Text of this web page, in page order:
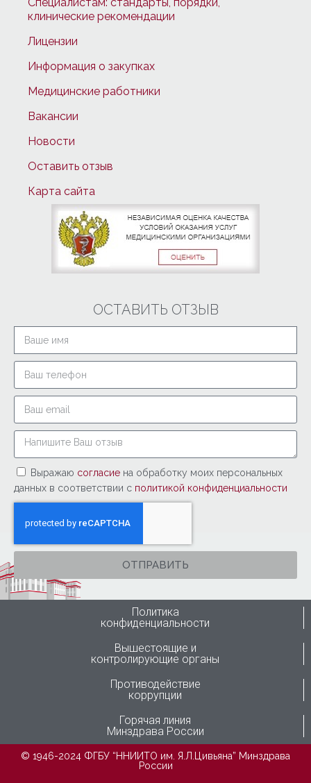
клинические рекомендации
Лицензии
Информация о закупках
Медицинские работники
Вакансии
Новости
Оставить отзыв
Карта сайта
ОСТАВИТЬ ОТЗЫВ
Выражаю согласие на обработку моих персональных
данных в соответствии с политикой конфиденциальности
ОТПРАВИТЬ
Политика
конфиденциальности
Вышестоящие и
контролирующие органы
Противодействие
коррупции
Горячая линия
Минздрава России
© 1946-2024 ФГБУ “ННИИТО им. Я.Л.Цивьяна” Минздрава
России